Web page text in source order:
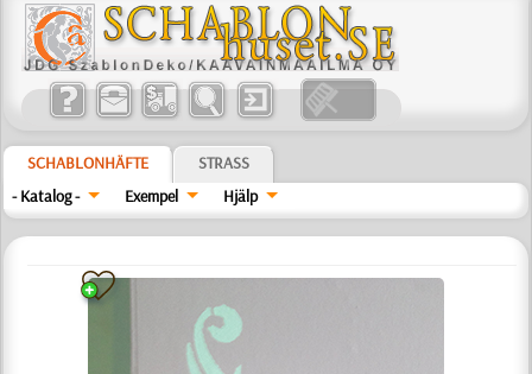
SCHABLONHÄFTE
STRASS
- Katalog -
Exempel Hjälp